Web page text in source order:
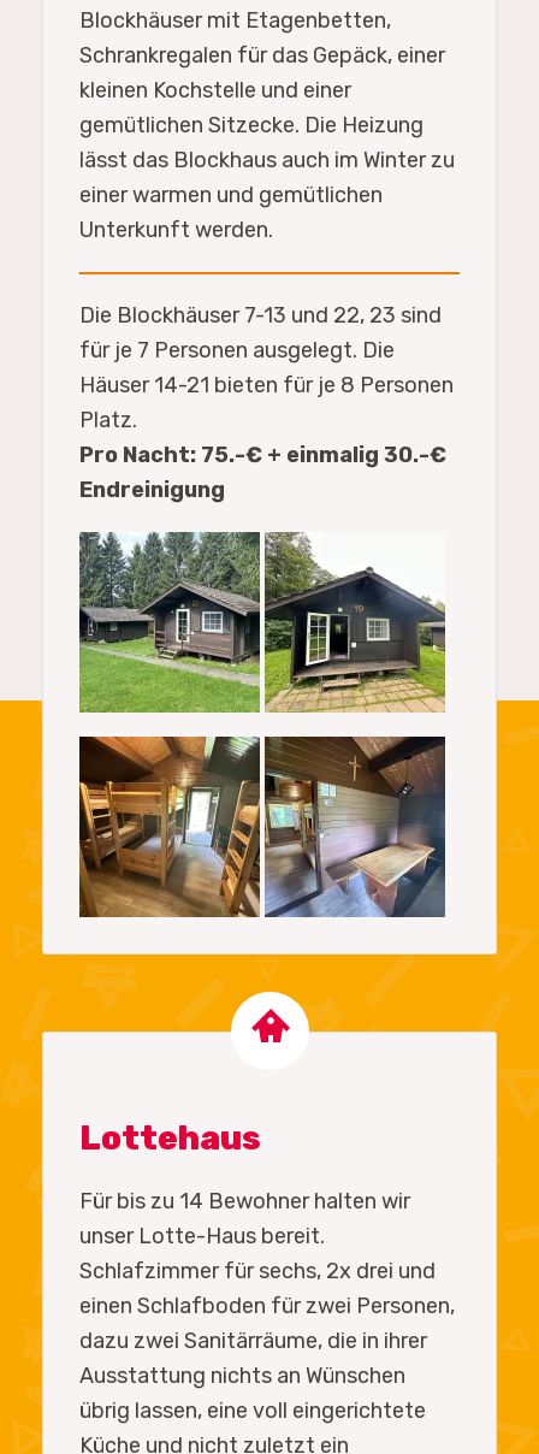
Blockhäuser mit Etagenbetten,
Schrankregalen für das Gepäck, einer
kleinen Kochstelle und einer
gemütlichen Sitzecke. Die Heizung
lässt das Blockhaus auch im Winter zu
einer warmen und gemütlichen
Unterkunft werden.
Die Blockhäuser 7-13 und 22, 23 sind
für je 7 Personen ausgelegt. Die
Häuser 14-21 bieten für je 8 Personen
Platz.
Pro Nacht: 75.-€ + einmalig 30.-€
Endreinigung
Lottehaus
Für bis zu 14 Bewohner halten wir
unser Lotte-Haus bereit.
Schlafzimmer für sechs, 2x drei und
einen Schlafboden für zwei Personen,
dazu zwei Sanitärräume, die in ihrer
Ausstattung nichts an Wünschen
übrig lassen, eine voll eingerichtete
Küche und nicht zuletzt ein